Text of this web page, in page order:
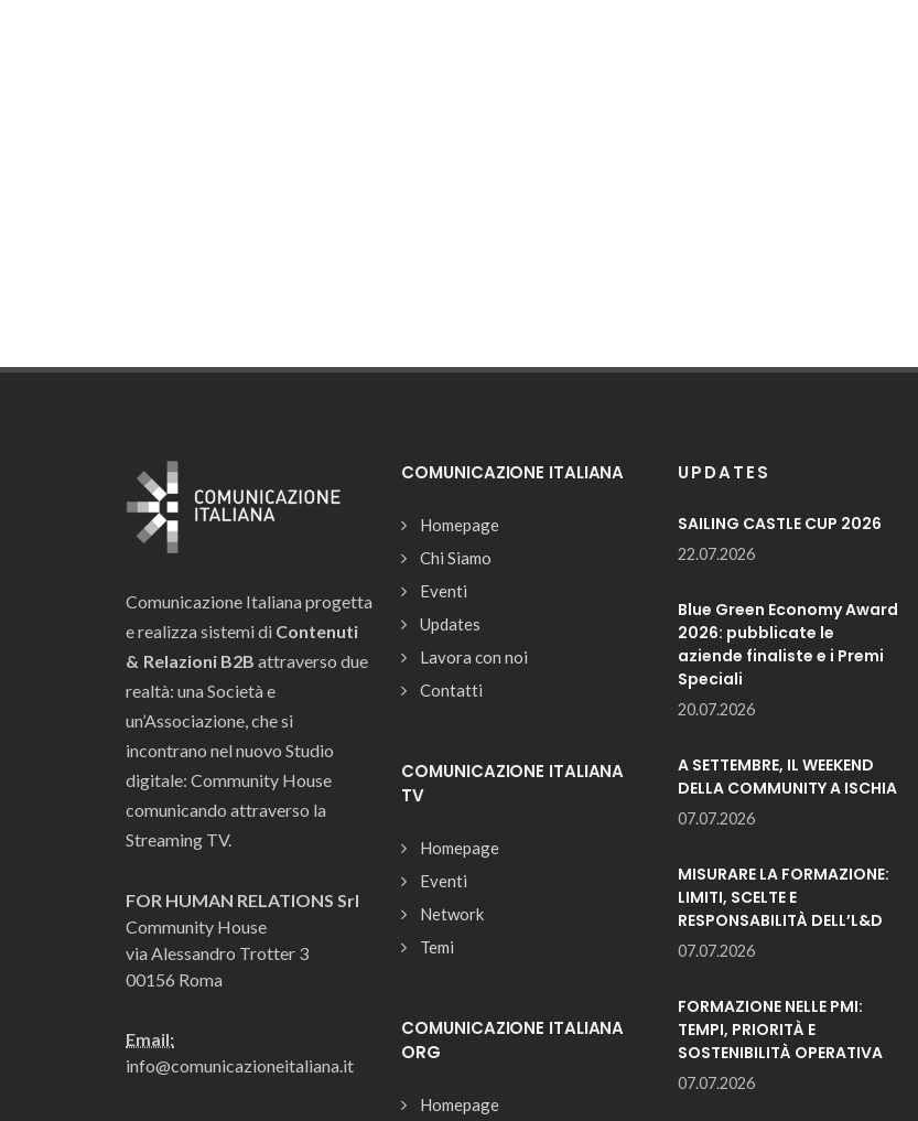
Comunicazione Italiana progetta
e realizza sistemi di Contenuti
& Relazioni B2B attraverso due
realtà: una Società e
un’Associazione, che si
incontrano nel nuovo Studio
digitale: Community House
comunicando attraverso la
Streaming TV.
FOR HUMAN RELATIONS Srl
Community House
via Alessandro Trotter 3
00156 Roma
Email:
info@comunicazioneitaliana.it
COMUNICAZIONE ITALIANA
Homepage
Chi Siamo
Eventi
Updates
Lavora con noi
Contatti
COMUNICAZIONE ITALIANA
TV
Homepage
Eventi
Network
Temi
COMUNICAZIONE ITALIANA
ORG
Homepage
UPDATES
SAILING CASTLE CUP 2026
22.07.2026
Blue Green Economy Award
2026: pubblicate le
aziende finaliste e i Premi
Speciali
20.07.2026
A SETTEMBRE, IL WEEKEND
DELLA COMMUNITY A ISCHIA
07.07.2026
MISURARE LA FORMAZIONE:
LIMITI, SCELTE E
RESPONSABILITÀ DELL’L&D
07.07.2026
FORMAZIONE NELLE PMI:
TEMPI, PRIORITÀ E
SOSTENIBILITÀ OPERATIVA
07.07.2026